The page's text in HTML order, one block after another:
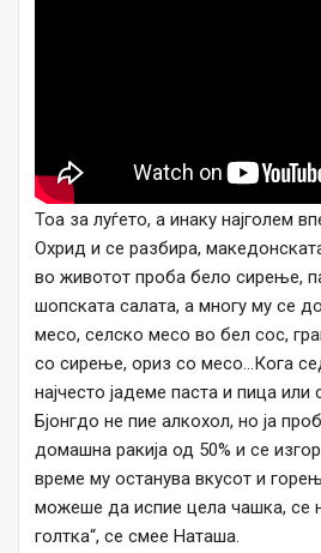
Тоа за луѓето, а инаку најголем
Охрид и се разбира,
во животот проба бело сирење,
шопската салата, а многу му се
месо, селско месо во бел сос,
со сирење, ориз со месо…Кога
најчесто јадеме паста и пица или
Бјонгдо не пие алкохол, но ја
домашна ракија од 50% и се
време му останува вкусот и
можеше да испие цела чашка, се
голтка“, се смее Наташа.